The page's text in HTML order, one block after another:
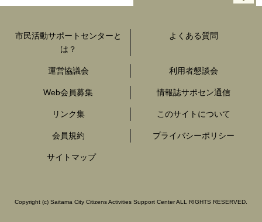
市民活動サポートセンターと
は？
よくある質問
運営協議会 利用者懇談会
Web会員募集 情報誌サポセン通信
リンク集 このサイトについて
会員規約 プライバシーポリシー
サイトマップ
Copyright (c) Saitama City Citizens Activities Support Center ALL RIGHTS RESERVED.